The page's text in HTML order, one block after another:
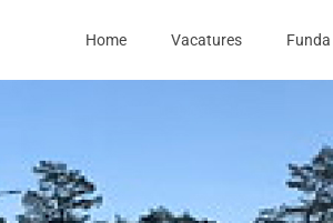
Home Vacatures Funda